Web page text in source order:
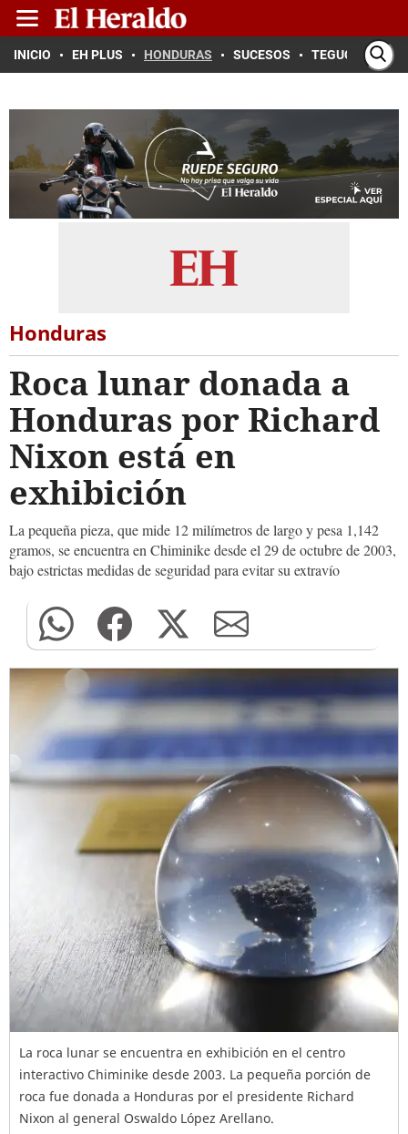
INICIO EH PLUS HONDURAS SUCESOS TEGUCIGALPA
Honduras
Roca lunar donada a
Honduras por Richard
Nixon está en
exhibición
La pequeña pieza, que mide 12 milímetros de largo y pesa 1,142
gramos, se encuentra en Chiminike desde el 29 de octubre de 2003,
bajo estrictas medidas de seguridad para evitar su extravío
La roca lunar se encuentra en exhibición en el centro
interactivo Chiminike desde 2003. La pequeña porción de
roca fue donada a Honduras por el presidente Richard
Nixon al general Oswaldo López Arellano.